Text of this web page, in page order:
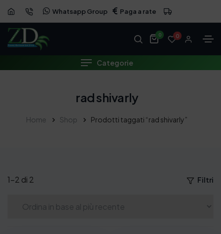
Whatsapp Group Paga a rate
0 0
Categorie
rad shivarly
Home Shop Prodotti taggati “rad shivarly”
1–2 di 2 Filtri